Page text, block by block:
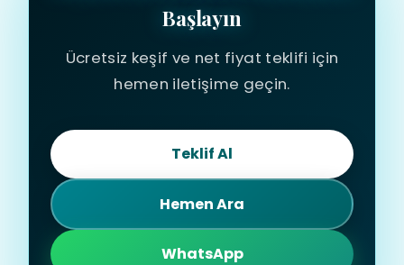
Başlayın
Ücretsiz keşif ve net fiyat teklifi için
hemen iletişime geçin.
Teklif Al
Hemen Ara
WhatsApp